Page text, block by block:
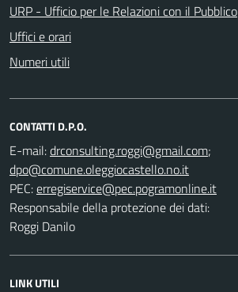
URP - Ufficio per le Relazioni con il Pubblico
Uffici e orari
Numeri utili
CONTATTI D.P.O.
E-mail:
;
PEC:
Responsabile della protezione dei dati:
Roggi Danilo
LINK UTILI